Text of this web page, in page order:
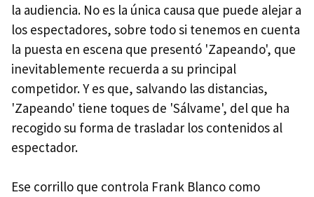
la audiencia. No es la única causa que puede alejar a
los espectadores, sobre todo si tenemos en cuenta
la puesta en escena que presentó 'Zapeando', que
inevitablemente recuerda a su principal
competidor. Y es que, salvando las distancias,
'Zapeando' tiene toques de 'Sálvame', del que ha
recogido su forma de trasladar los contenidos al
espectador.
Ese corrillo que controla Frank Blanco como